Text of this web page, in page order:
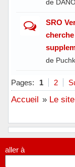
de
SRO
de
Pages: 1 2
Accueil » Le
aller à